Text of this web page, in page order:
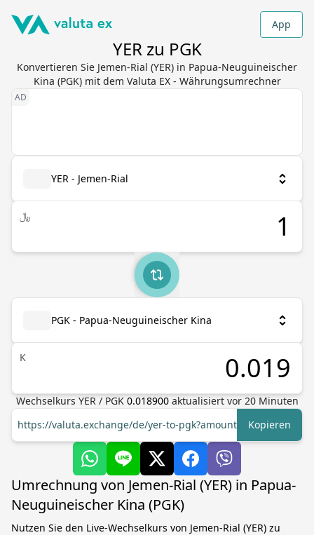
App
YER zu PGK
Konvertieren Sie Jemen-Rial (YER) in Papua-Neuguineischer
Kina (PGK) mit dem Valuta EX - Währungsumrechner
YER - Jemen-Rial
﷼
PGK - Papua-Neuguineischer Kina
K
Wechselkurs YER/ PGK 0.018900 aktualisiert vor 20Minuten
https://valuta.exchange/de/yer-to-pgk?amount=1 Kopieren
Umrechnung von Jemen-Rial (YER) in Papua-
Neuguineischer Kina (PGK)
Nutzen Sie den Live-Wechselkurs von Jemen-Rial (YER) zu